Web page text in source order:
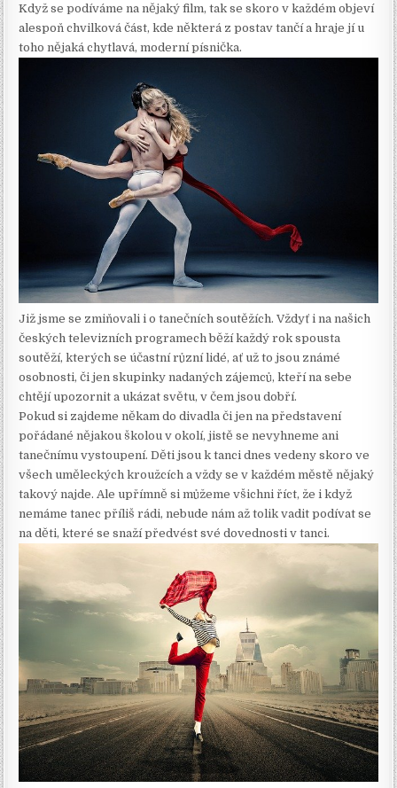
Když se podíváme na nějaký film, tak se skoro v každém objeví
alespoň chvilková část, kde některá z postav tančí a hraje jí u
toho nějaká chytlavá, moderní písnička.
Již jsme se zmiňovali i o tanečních soutěžích. Vždyť i na našich
českých televizních programech běží každý rok spousta
soutěží, kterých se účastní různí lidé, ať už to jsou známé
osobnosti, či jen skupinky nadaných zájemců, kteří na sebe
chtějí upozornit a ukázat světu, v čem jsou dobří.
Pokud si zajdeme někam do divadla či jen na představení
pořádané nějakou školou v okolí, jistě se nevyhneme ani
tanečnímu vystoupení. Děti jsou k tanci dnes vedeny skoro ve
všech uměleckých kroužcích a vždy se v každém městě nějaký
takový najde. Ale upřímně si můžeme všichni říct, že i když
nemáme tanec příliš rádi, nebude nám až tolik vadit podívat se
na děti, které se snaží předvést své dovednosti v tanci.